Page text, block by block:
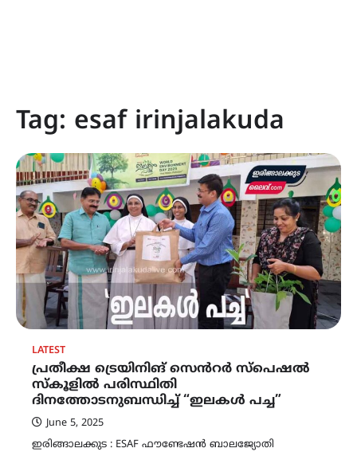
Tag: esaf irinjalakuda
LATEST
പ്രതീക്ഷ ട്രെയിനിങ് സെൻറർ സ്പെഷൽ
സ്കൂളിൽ പരിസ്ഥിതി
ദിനത്തോടനുബന്ധിച്ച് “ഇലകൾ പച്ച”
June 5, 2025
ഇരിങ്ങാലക്കുട : ESAF ഫൗണ്ടേഷൻ ബാലജ്യോതി